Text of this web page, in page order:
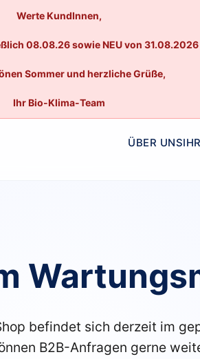
Werte KundInnen,
08.08.26 sowie NEU von
Sommer und herzliche Grüße,
Ihr Bio-Klima-Team
ÜBER UNS
befindet sich derzeit im
B2B-Anfragen gerne